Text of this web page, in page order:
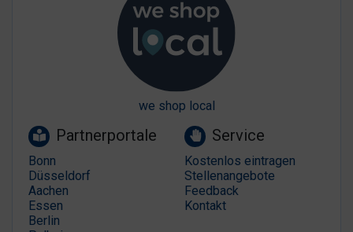
we shop local
Partnerportale
Bonn
Düsseldorf
Aachen
Essen
Berlin
Service
Kostenlos eintragen
Stellenangebote
Feedback
Kontakt